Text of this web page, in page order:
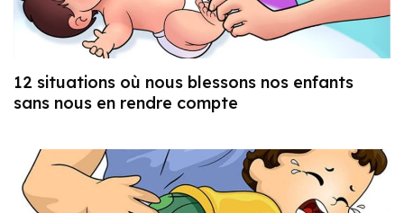
12 situations où nous blessons nos enfants
sans nous en rendre compte